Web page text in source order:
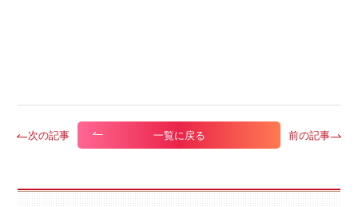
次の記事 一覧に戻る 前の記事